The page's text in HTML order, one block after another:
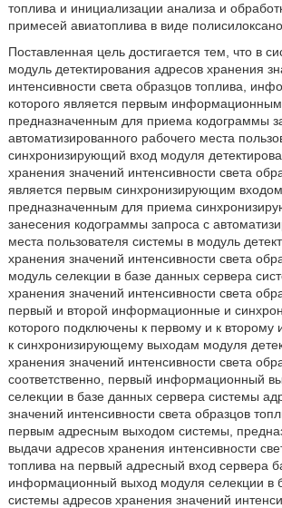
топлива и инициализации анализа и
примесей авиатоплива в виде
Поставленная цель достигается тем, что в
модуль детектирования адресов хранения
интенсивности света образцов топлива,
которого является первым
предназначенным для приема кодограммы
автоматизированного рабочего места
синхронизирующий вход модуля
хранения значений интенсивности света
является первым синхронизирующим
предназначенным для приема
занесения кодограммы запроса с
места пользователя системы в модуль
хранения значений интенсивности света
модуль селекции в базе данных сервера
хранения значений интенсивности света
первый и второй информационные и
которого подключены к первому и к
к синхронизирующему выходам модуля
хранения значений интенсивности света
соответственно, первый информационный
селекции в базе данных сервера системы
значений интенсивности света образцов
первым адресным выходом системы,
выдачи адресов хранения интенсивности
топлива на первый адресный вход сервера
информационный выход модуля селекции в
системы адресов хранения значений